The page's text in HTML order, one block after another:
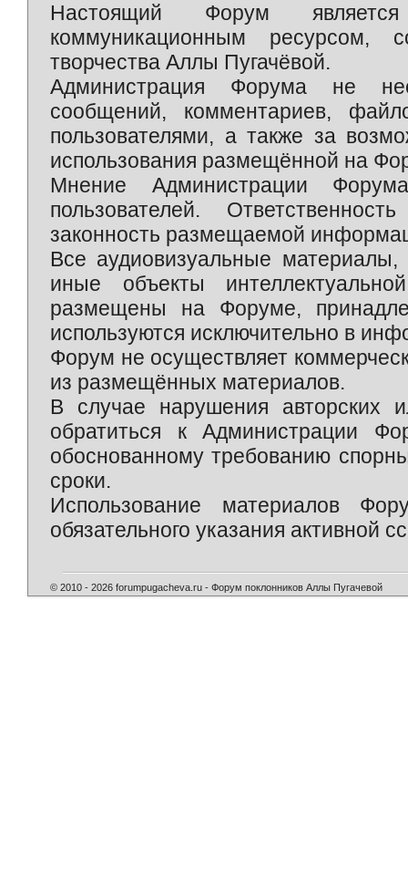
Настоящий Форум является
коммуникационным ресурсом,
творчества Аллы Пугачёвой.
Администрация Форума не
сообщений, комментариев,
пользователями, а также за
использования размещённой на
Мнение Администрации
пользователей.
законность размещаемой
Все аудиовизуальные
иные объекты
размещены на Форуме,
используются исключительно в
Форум не осуществляет
из размещённых материалов.
В случае нарушения авторских
обратиться к Администрации
обоснованному требованию
сроки.
Использование материалов
обязательного указания активной
© 2010 - 2026 forumpugacheva.ru - Форум поклонников Аллы Пугачевой